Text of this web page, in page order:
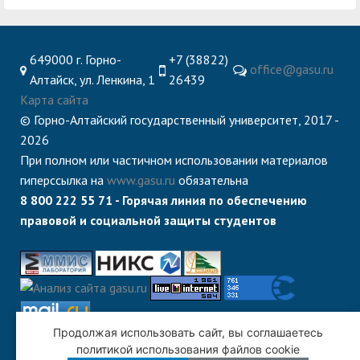
Международная
деятельность
Управление по
административно-
Закупки
Профком студентов и
аспирантов
Республиканская
профсоюзная
школы
Лучшие студенты
Сведения о доходах
Вопросы ректору
Структура
образования
Центр тестирования
иностранных граждан
по русскому языку
Центр развития
компетенций
муниципальных
служащих
Центр русского языка
как иностранного
Совет родителей
несовершеннолетних
обучающихся ГАГУ
Образовательный
модуль «Обучение
Информация о
предоставлении
649000 г. Горно-
Алтайск, ул. Ленкина, 1
+7 (38822)
26439
office@gasu.ru
Карта сайта
© Горно-Алтайский государственный университет, 2017 -
2026
При полном или частичном использовании материалов
гиперссылка на www.gasu.ru обязательна
8 800 222 55 71 - Горячая линия по обеспечению
правовой и социальной защиты студентов
Продолжая использовать сайт, вы соглашаетесь
политикой использования файлов cookie